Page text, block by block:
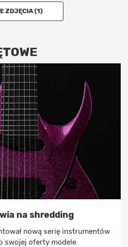
ZDJĘCIA (1)
na shredding
nową serię instrumentów
swojej oferty modele